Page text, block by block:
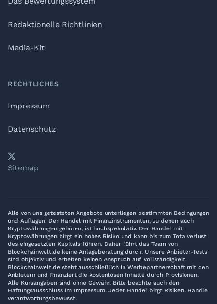
Redaktionelle Richtlinien
Media-Kit
RECHTLICHES
Impressum
Datenschutz
YouTube
𝕏LinkedIn
Telegram
Sitemap
Alle von uns getesteten Angebote unterliegen bestimmten Bedingungen
und Auflagen. Der Handel mit Finanzinstrumenten, zu denen auch
Kryptowährungen gehören, ist hochspekulativ. Der Handel mit
Kryptowährungen birgt ein hohes Risiko und kann bis zum Totalverlust
des eingesetzten Kapitals führen. Daher führt das Team von
Blockchainwelt.de keine Anlageberatung durch. Unsere Anbieter-Tests
sind objektiv und erheben keinen Anspruch auf Vollständigkeit.
Blockchainwelt.de steht ausschließlich in Werbepartnerschaft mit den
Anbietern und finanziert die kostenlosen Inhalte durch Provisionen.
Alle Kursangaben sind ohne Gewähr. Bitte beachte auch den
Haftungsausschluss im Impressum. Jeder Handel birgt Risiken. Handle
verantwortungsbewusst.